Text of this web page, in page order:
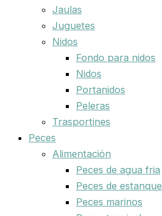
Jaulas
Juguetes
Nidos
Fondo para nidos
Nidos
Portanidos
Peleras
Trasportines
Peces
Alimentación
Peces de agua fria
Peces de estanque
Peces marinos